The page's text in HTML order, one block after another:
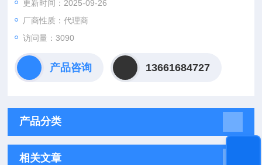
更新时间：2025-09-26
厂商性质：代理商
访问量：3090
产品咨询 13661684727
产品分类
相关文章